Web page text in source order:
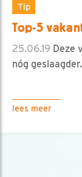
Tip
Top-5
25.06.19 Deze
nóg geslaagder.
lees meer